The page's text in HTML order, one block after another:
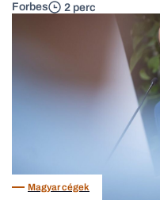
Forbes 2 perc
Magyar cégek